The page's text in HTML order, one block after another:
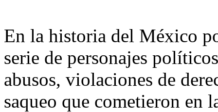
En la historia del México
serie de personajes
abusos, violaciones de
saqueo que cometieron en